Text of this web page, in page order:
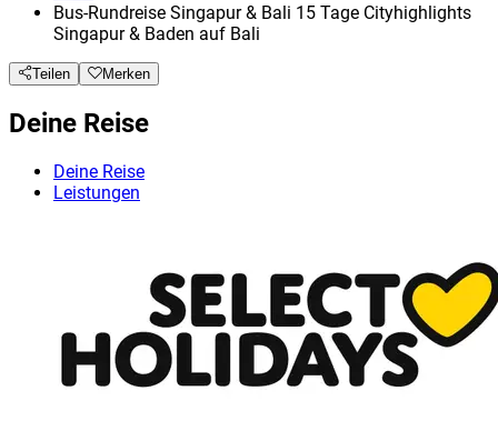
Bus-Rundreise Singapur & Bali 15 Tage Cityhighlights
Singapur & Baden auf Bali
Teilen Merken
Deine Reise
Deine Reise
Leistungen